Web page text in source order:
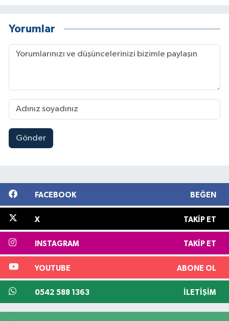
Yorumlar
Gönder
FACEBOOK BEĞEN
X TAKIP ET
INSTAGRAM TAKIP ET
YOUTUBE ABONE OL
0542 588 1363 İLETIŞIM